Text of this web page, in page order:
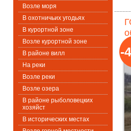
Возле моря
В охотничьих угодьях
В курортной зоне
Возле курортной зоне
В районе вилл
На реки
Возле реки
Возле озера
В районе рыболовецких
хозяйст
В исторических местах
-